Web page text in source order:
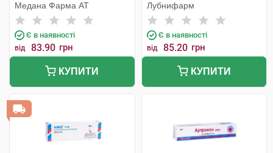
Медана Фарма АТ
Є в наявності
від 83.90 грн
КУПИТИ
Лубнифарм
Є в наявності
від 85.20 грн
КУПИТИ